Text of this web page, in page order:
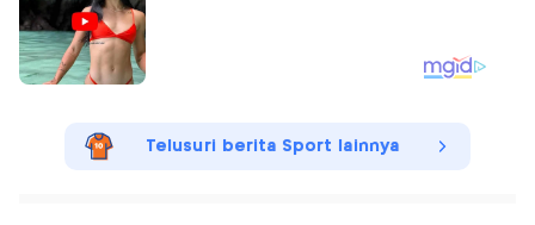
Telusuri berita Sport lainnya